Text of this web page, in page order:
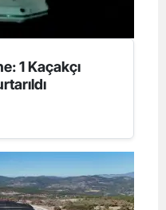
1 Kaçakçı